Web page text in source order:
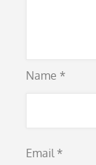
Name *
Email *